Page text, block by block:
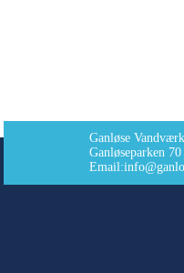
Ganløse
Ganløseparken 70
Email: